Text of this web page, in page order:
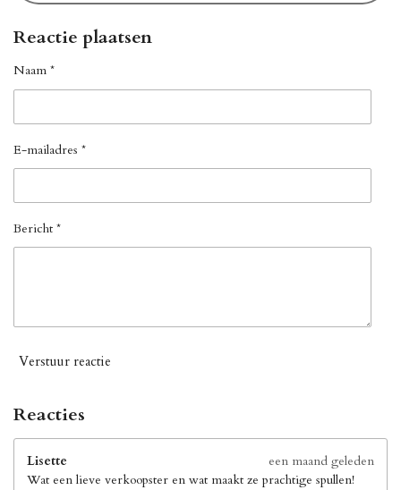
Reactie plaatsen
Naam *
E-mailadres *
Bericht *
Verstuur reactie
Reacties
Lisette
een maand geleden
Wat een lieve verkoopster en wat maakt ze prachtige spullen!